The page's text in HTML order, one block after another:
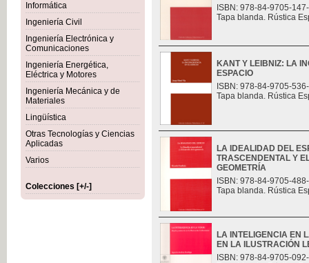
Informática
Ingeniería Civil
Ingeniería Electrónica y
Comunicaciones
Ingeniería Energética,
Eléctrica y Motores
Ingeniería Mecánica y de
Materiales
Lingüística
Otras Tecnologías y Ciencias
Aplicadas
Varios
Colecciones [+/-]
ISBN: 978-84-9705-
Tapa blanda. Rústica
KANT Y LEIBNIZ: LA
ESPACIO
ISBN: 978-84-9705-
Tapa blanda. Rústica
LA IDEALIDAD DEL
TRASCENDENTAL Y
GEOMETRÍA
ISBN: 978-84-9705-
Tapa blanda. Rústica
LA INTELIGENCIA EN
EN LA ILUSTRACIÓN
ISBN: 978-84-9705-